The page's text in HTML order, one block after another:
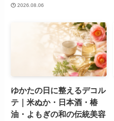
2026.08.06
ゆかたの日に整えるデコル
テ｜米ぬか・日本酒・椿
油・よもぎの和の伝統美容